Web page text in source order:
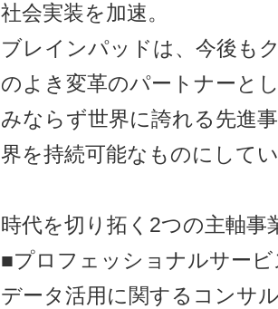
社会実装を加速。
ブレインパッドは、今後も
のよき変革のパートナーと
みならず世界に誇れる先進
界を持続可能なものにして
時代を切り拓く2つの主軸事
■プロフェッショナルサービ
データ活用に関するコンサ